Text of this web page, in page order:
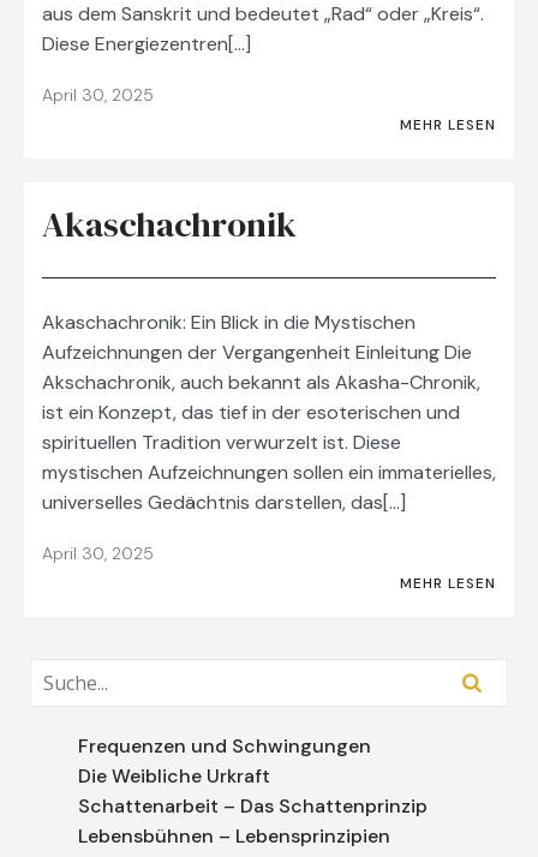
aus dem Sanskrit und bedeutet „Rad“ oder „Kreis“.
Diese Energiezentren[…]
April 30, 2025
MEHR LESEN
Akaschachronik
Akaschachronik: Ein Blick in die Mystischen
Aufzeichnungen der Vergangenheit Einleitung Die
Akschachronik, auch bekannt als Akasha-Chronik,
ist ein Konzept, das tief in der esoterischen und
spirituellen Tradition verwurzelt ist. Diese
mystischen Aufzeichnungen sollen ein immaterielles,
universelles Gedächtnis darstellen, das[…]
April 30, 2025
MEHR LESEN
Frequenzen und Schwingungen
Die Weibliche Urkraft
Schattenarbeit – Das Schattenprinzip
Lebensbühnen – Lebensprinzipien